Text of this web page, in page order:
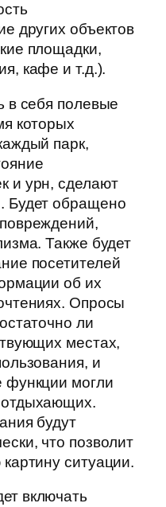
других объектов
площадки,
кафе и т.д.).
в себя полевые
которых
парк,
и урн, сделают
Будет обращено
Также будет
посетителей
об их
Опросы
ли
местах,
и
функции могли
будут
что позволит
ситуации.
включать